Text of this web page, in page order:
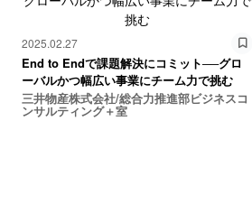
2025.02.27
End to Endで課題解決にコミット──グロ
ーバルかつ幅広い事業にチーム力で挑む
三井物産株式会社/総合力推進部ビジネスコ
ンサルティング＋室